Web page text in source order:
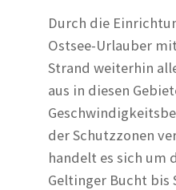
Durch die
Ostsee-Urlauber
Strand weiterhin
aus in diesen
der Schutzzonen
handelt es sich um
Geltinger Bucht bis